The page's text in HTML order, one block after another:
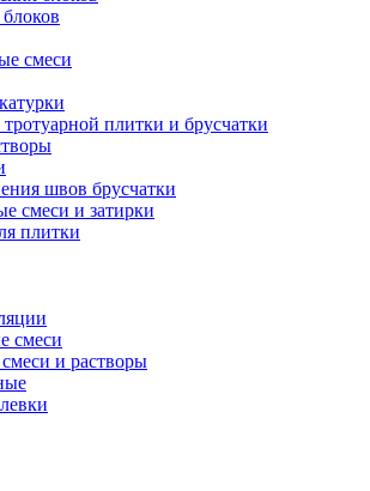
смеси
плитки и брусчатки
швов брусчатки
смеси и затирки
плитки
смеси
и растворы